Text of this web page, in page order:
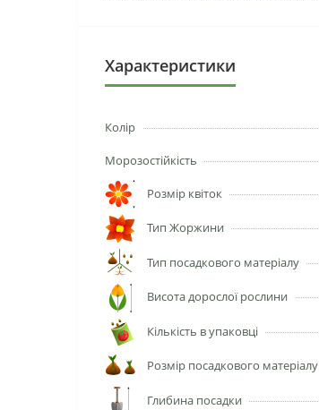
Характеристики
Колір
Морозостійкість
Розмір квіток
Тип Жоржини
Тип посадкового матеріалу
Висота дорослої рослини
Кількість в упаковці
Розмір посадкового матеріалу
Глибина посадки